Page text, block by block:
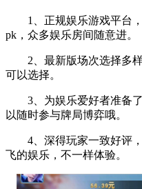
1、正规娱乐游戏平台，
pk，众多娱乐房间随意进。
2、最新版场次选择多样
可以选择。
3、为娱乐爱好者准备了
以随时参与牌局博弈哦。
4、深得玩家一致好评，
飞的娱乐，不一样体验。